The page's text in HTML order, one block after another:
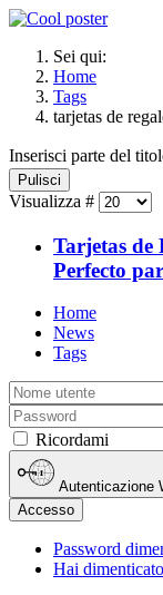
Sei qui:
Home
Tags
tarjetas de
Inserisci parte del
Pulisci
Visualizza #
Tarjetas de
Perfecto
Home
News
Tags
Ricordami
Autenticazione
Accesso
Password
Hai